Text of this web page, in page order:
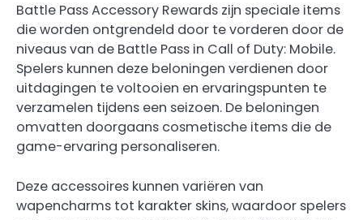
Battle Pass Accessory Rewards zijn speciale items
die worden ontgrendeld door te vorderen door de
niveaus van de Battle Pass in Call of Duty: Mobile.
Spelers kunnen deze beloningen verdienen door
uitdagingen te voltooien en ervaringspunten te
verzamelen tijdens een seizoen. De beloningen
omvatten doorgaans cosmetische items die de
game-ervaring personaliseren.
Deze accessoires kunnen variëren van
wapencharms tot karakter skins, waardoor spelers